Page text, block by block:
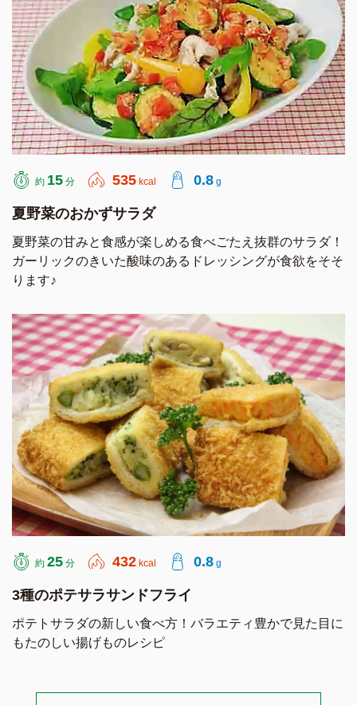
約 15 分 535 kcal 0.8 g
夏野菜のおかずサラダ
夏野菜の甘みと食感が楽しめる食べごたえ抜群のサラダ！
ガーリックのきいた酸味のあるドレッシングが食欲をそそ
ります♪
約 25 分 432 kcal 0.8 g
3種のポテサラサンドフライ
ポテトサラダの新しい食べ方！バラエティ豊かで見た目に
もたのしい揚げものレシピ